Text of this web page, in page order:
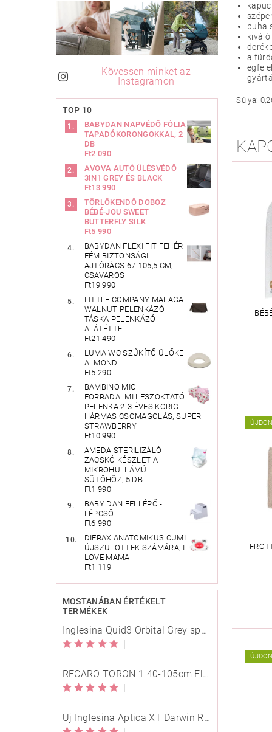
Kövessen minket az
Instagramon
TOP 10
BABYDAN NAPVÉDŐ FÓLIA
TAPADÓKORONGOKKAL, 2
DB
Ft2 090
AVOVA AUTÓ ÜLÉSVÉDŐ
3IN1 GREY ÉS BLACK
Ft13 990
TÖRLŐKENDŐ DOBOZ
BÉBÉ-JOU SWEET
BUTTERFLY SILK
Ft5 990
BABYDAN FLEXI FIT FEHÉR
FÉM BIZTONSÁGI
AJTÓRÁCS 67-105,5 CM,
CSAVAROS
Ft19 990
LITTLE COMPANY MALAGA
WALNUT PELENKÁZÓ
TÁSKA PELENKÁZÓ
ALÁTÉTTEL
Ft21 490
LUMA WC SZŰKÍTŐ ÜLŐKE
ALMOND
Ft5 290
BAMBINO MIO
FORRADALMI LESZOKTATÓ
PELENKA 2-3 ÉVES KORIG
HÁRMAS CSOMAGOLÁS, SUPER
STRAWBERRY
Ft10 990
AMEDA STERILIZÁLÓ
ZACSKÓ KÉSZLET A
MIKROHULLÁMÚ
SÜTŐHÖZ, 5 DB
Ft1 990
BABY DAN FELLÉPŐ -
LÉPCSŐ
Ft6 990
DIFRAX ANATOMIKUS CUMI
ÚJSZÜLÖTTEK SZÁMÁRA, I
LOVE MAMA
Ft1 119
MOSTANÁBAN ÉRTÉKELT
TERMÉKEK
Inglesina Quid3 Orbital Grey sport babakocsi
|
RECARO TORON 1 40-105cm Elegant Beige
|
Új Inglesina Aptica XT Darwin Recline Evo 4in1 Himalaya Blue multifunkciós babakocsi
puha
a
Súlya: